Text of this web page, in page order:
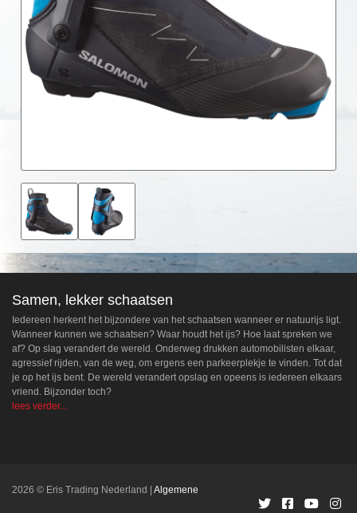
Samen, lekker schaatsen
Iedereen herkent het bijzondere van het schaatsen wanneer er natuurijs ligt.
Wanneer kunnen we schaatsen? Waar houdt het ijs? Hoe laat spreken we
af? Op slag verandert de wereld. Onderweg drukken automobilisten elkaar,
agressief rijden, van de weg, om ergens een parkeerplekje te vinden. Tot dat
je op het ijs bent. De wereld verandert opslag en opeens is iedereen elkaars
vriend. Bijzonder toch?
lees verder...
2026 © Eris Trading Nederland Algemene